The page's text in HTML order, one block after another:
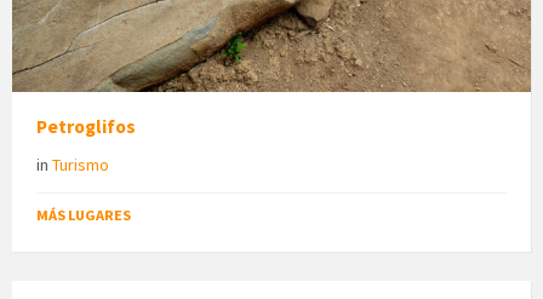
Petroglifos
in Turismo
MÁS LUGARES